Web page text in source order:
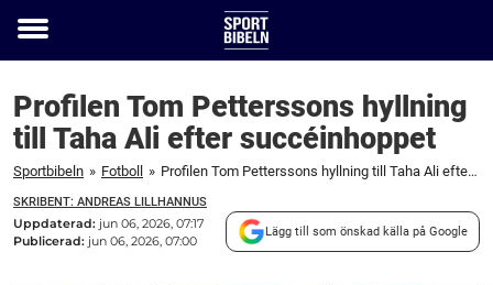
Toggle
Profilen Tom Petterssons hyllning
till Taha Ali efter succéinhoppet
Sportbibeln » Fotboll » Profilen Tom Petterssons hyllning till Taha Ali efter succéinhoppet
SKRIBENT: ANDREAS LILLHANNUS
Uppdaterad: jun 06, 2026, 07:17
Publicerad: jun 06, 2026, 07:00
Lägg till som önskad källa på Google